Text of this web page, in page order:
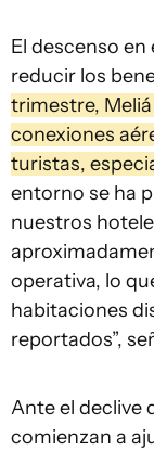
El descenso
reducir los
trimestre,
conexiones
turistas,
entorno se ha
nuestros
operativa, lo
habitaciones
reportados”,
Ante el declive
comienzan a